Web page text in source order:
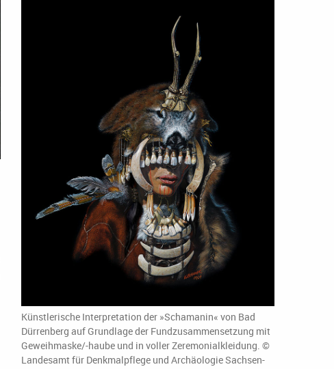
Künstlerische Interpretation der »Schamanin« von Bad
Dürrenberg auf Grundlage der Fundzusammensetzung mit
Geweihmaske/-haube und in voller Zeremonialkleidung. ©
Landesamt für Denkmalpflege und Archäologie Sachsen-